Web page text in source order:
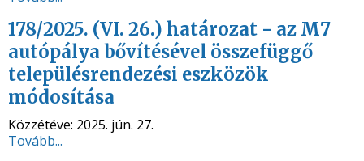
178/2025. (VI. 26.) határozat - az M7
autópálya bővítésével összefüggő
településrendezési eszközök
módosítása
Közzétéve: 2025. jún. 27.
Tovább...